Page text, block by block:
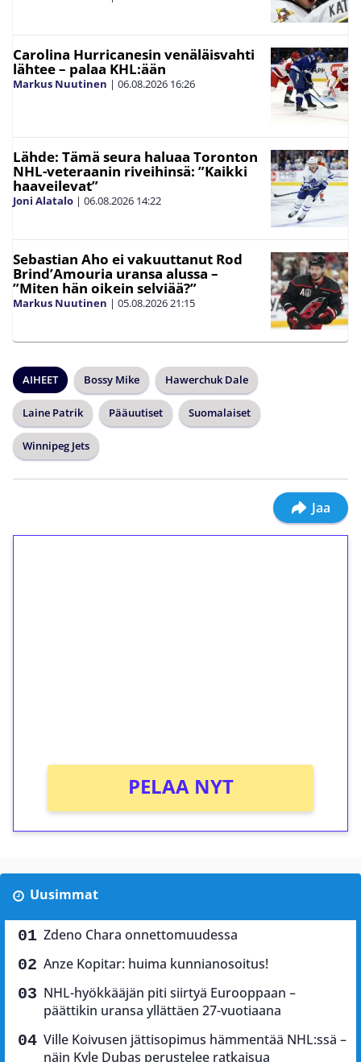
Carolina Hurricanesin venäläisvahti
lähtee – palaa KHL:ään
Markus Nuutinen | 06.08.2026 16:26
Lähde: Tämä seura haluaa Toronton
NHL-veteraanin riveihinsä: ”Kaikki
haaveilevat”
Joni Alatalo | 06.08.2026 14:22
Sebastian Aho ei vakuuttanut Rod
Brind’Amouria uransa alussa –
”Miten hän oikein selviää?”
Markus Nuutinen | 05.08.202621:15
AIHEET Bossy Mike Hawerchuk Dale
Laine Patrik Pääuutiset Suomalaiset
Winnipeg Jets
Jaa
PELAA NYT
Uusimmat
Zdeno Chara onnettomuudessa
Anze Kopitar: huima kunnianosoitus!
NHL-hyökkääjän piti siirtyä Eurooppaan –
päättikin uransa yllättäen 27-vuotiaana
Ville Koivusen jättisopimus hämmentää NHL:ssä –
näin Kyle Dubas perustelee ratkaisua